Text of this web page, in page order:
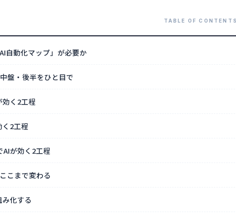
自動化マップ」が必要か
盤・後半をひと目で
く2工程
2工程
が効く2工程
こまで変わる
化する